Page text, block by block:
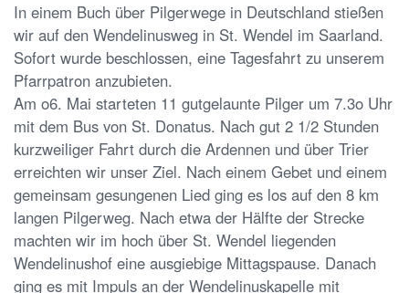
In einem Buch über Pilgerwege in Deutschland stießen
wir auf den Wendelinusweg in St. Wendel im Saarland.
Sofort wurde beschlossen, eine Tagesfahrt zu unserem
Pfarrpatron anzubieten.
Am o6. Mai starteten 11 gutgelaunte Pilger um 7.3o Uhr
mit dem Bus von St. Donatus. Nach gut 2 1/2 Stunden
kurzweiliger Fahrt durch die Ardennen und über Trier
erreichten wir unser Ziel. Nach einem Gebet und einem
gemeinsam gesungenen Lied ging es los auf den 8 km
langen Pilgerweg. Nach etwa der Hälfte der Strecke
machten wir im hoch über St. Wendel liegenden
Wendelinushof eine ausgiebige Mittagspause. Danach
ging es mit Impuls an der Wendelinuskapelle mit